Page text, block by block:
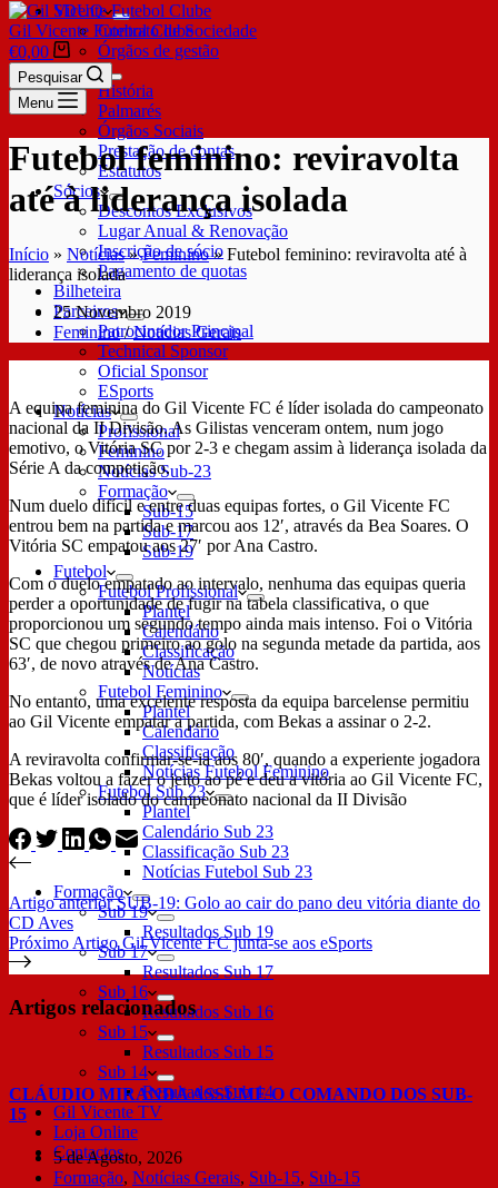
SDUQ
Contrato de Sociedade
Órgãos de gestão
Clube
História
Palmarés
Órgãos Sociais
Prestação de contas
Estatutos
Sócios
Descontos Exclusivos
Lugar Anual & Renovação
Inscrição de sócio
Pagamento de quotas
Bilheteira
Parceiros
Patrocinador Principal
Technical Sponsor
Oficial Sponsor
ESports
Notícias
Profissional
Feminino
Notícias Sub-23
Formação
Sub-15
Sub-17
Sub-19
Futebol
Futebol Profissional
Plantel
Calendário
Classificação
Notícias
Futebol Feminino
Plantel
Calendário
Classificação
Notícias Futebol Feminino
Futebol Sub 23
Plantel
Calendário Sub 23
Classificação Sub 23
Notícias Futebol Sub 23
Formação
Sub 19
Resultados Sub 19
Sub 17
Resultados Sub 17
Sub 16
Resultados Sub 16
Sub 15
Resultados Sub 15
Sub 14
Resultados Sub 14
Gil Vicente TV
Loja Online
Contactos
Gil Vicente Futebol Clube
€0,00
Pesquisar
Menu
Futebol feminino: reviravolta
até à liderança isolada
Início » Notícias»Feminino»Futebol feminino: reviravolta até à
liderança isolada
25 Novembro 2019
Feminino/Notícias Gerais
A equipa feminina do Gil Vicente FC é líder isolada do campeonato
nacional da II Divisão. As Gilistas venceram ontem, num jogo
emotivo, o Vitória SC por 2-3 e chegam assim à liderança isolada da
Série A da competição.
Num duelo difícil e entre duas equipas fortes, o Gil Vicente FC
entrou bem na partida e marcou aos 12′, através da Bea Soares. O
Vitória SC empatou aos 27′ por Ana Castro.
Com o duelo empatado ao intervalo, nenhuma das equipas queria
perder a oportunidade de fugir na tabela classificativa, o que
proporcionou um segundo tempo ainda mais intenso. Foi o Vitória
SC que chegou primeiro ao golo na segunda metade da partida, aos
63′, de novo através de Ana Castro.
No entanto, uma excelente resposta da equipa barcelense permitiu
ao Gil Vicente empatar a partida, com Bekas a assinar o 2-2.
A reviravolta confirmar-se-ia aos 80′, quando a experiente jogadora
Bekas voltou a fazer o jeito ao pé e deu a vitória ao Gil Vicente FC,
que é líder isolado do campeonato nacional da II Divisão
ArtigoanteriorSUB-19: Golo ao cair do pano deu vitória diante do
CD Aves
Próximo Artigo Gil Vicente FC junta-se aos eSports
Artigos relacionados
CLÁUDIO MIRANDA ASSUME O COMANDO DOS SUB-
15
5 de Agosto, 2026
Formação, Notícias Gerais, Sub-15, Sub-15